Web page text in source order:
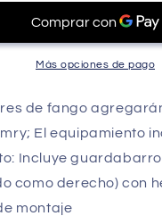
Toyota
Camry
2015-
Heavy
Más opciones de pago
de fango
El equipamiento
Incluye
como derecho) con
montaje